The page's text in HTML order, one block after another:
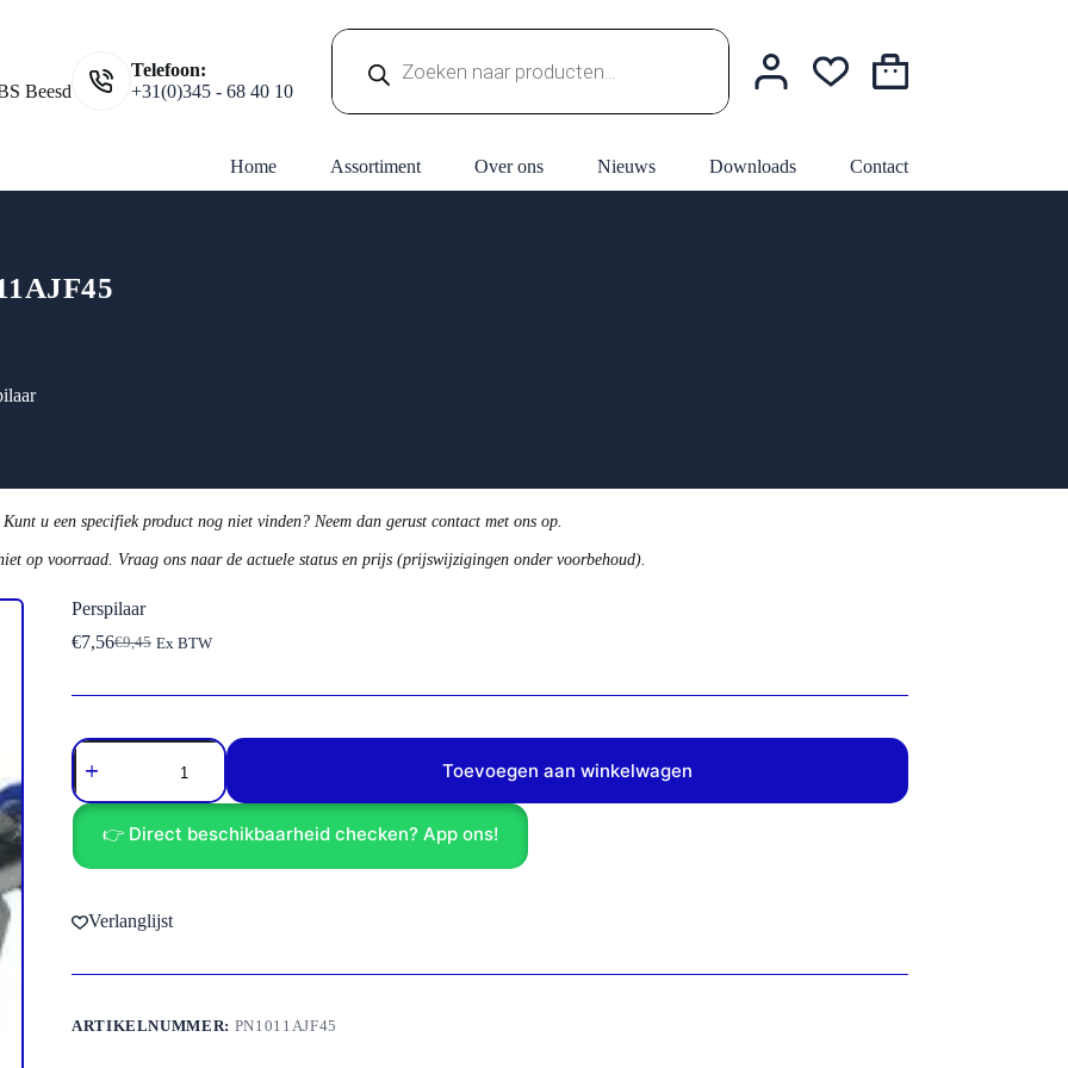
Beesd
Telefoon:
+31(0)345 - 68 40 10
zoeken
Winkelwagen
Home Assortiment Over ons Nieuws Downloads Contact
u een specifiek product nog niet vinden? Neem dan gerust contact met ons op.
op voorraad. Vraag ons naar de actuele status en prijs (prijswijzigingen onder voorbehoud).
Perspilaar
€9,45
Oorspronkelijke
was:
€7,56Huidige
is:
Ex BTW
Perspilaar
aantal
Toevoegen aan winkelwagen
👉 Direct beschikbaarheid checken? App ons!
Verlanglijst
ARTIKELNUMMER: PN1011AJF45